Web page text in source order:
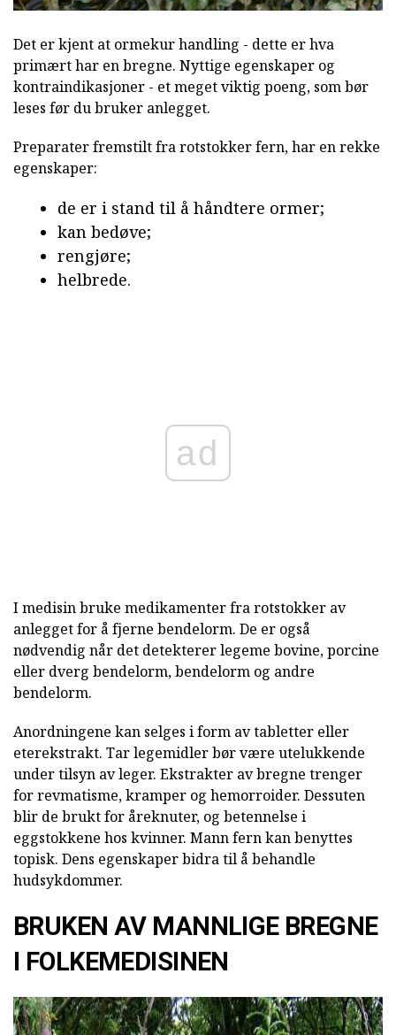
Det er kjent at ormekur handling - dette er hva
primært har en bregne. Nyttige egenskaper og
kontraindikasjoner - et meget viktig poeng, som bør
leses før du bruker anlegget.
Preparater fremstilt fra rotstokker fern, har en rekke
egenskaper:
de er i stand til å håndtere ormer;
kan bedøve;
rengjøre;
helbrede.
ad
I medisin bruke medikamenter fra rotstokker av
anlegget for å fjerne bendelorm. De er også
nødvendig når det detekterer legeme bovine, porcine
eller dverg bendelorm, bendelorm og andre
bendelorm.
Anordningene kan selges i form av tabletter eller
eterekstrakt. Tar legemidler bør være utelukkende
under tilsyn av leger. Ekstrakter av bregne trenger
for revmatisme, kramper og hemorroider. Dessuten
blir de brukt for åreknuter, og betennelse i
eggstokkene hos kvinner. Mann fern kan benyttes
topisk. Dens egenskaper bidra til å behandle
hudsykdommer.
BRUKEN AV MANNLIGE BREGNE
I FOLKEMEDISINEN